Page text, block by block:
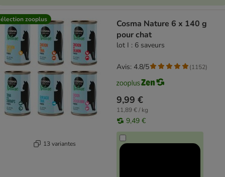
zooplus
13 variantes
Cosma Nature 6 x 140 g
pour chat
lot I : 6 saveurs
9,99 €
11,89 € / kg
9,49 €
Avis: 4.8/5 (1152)